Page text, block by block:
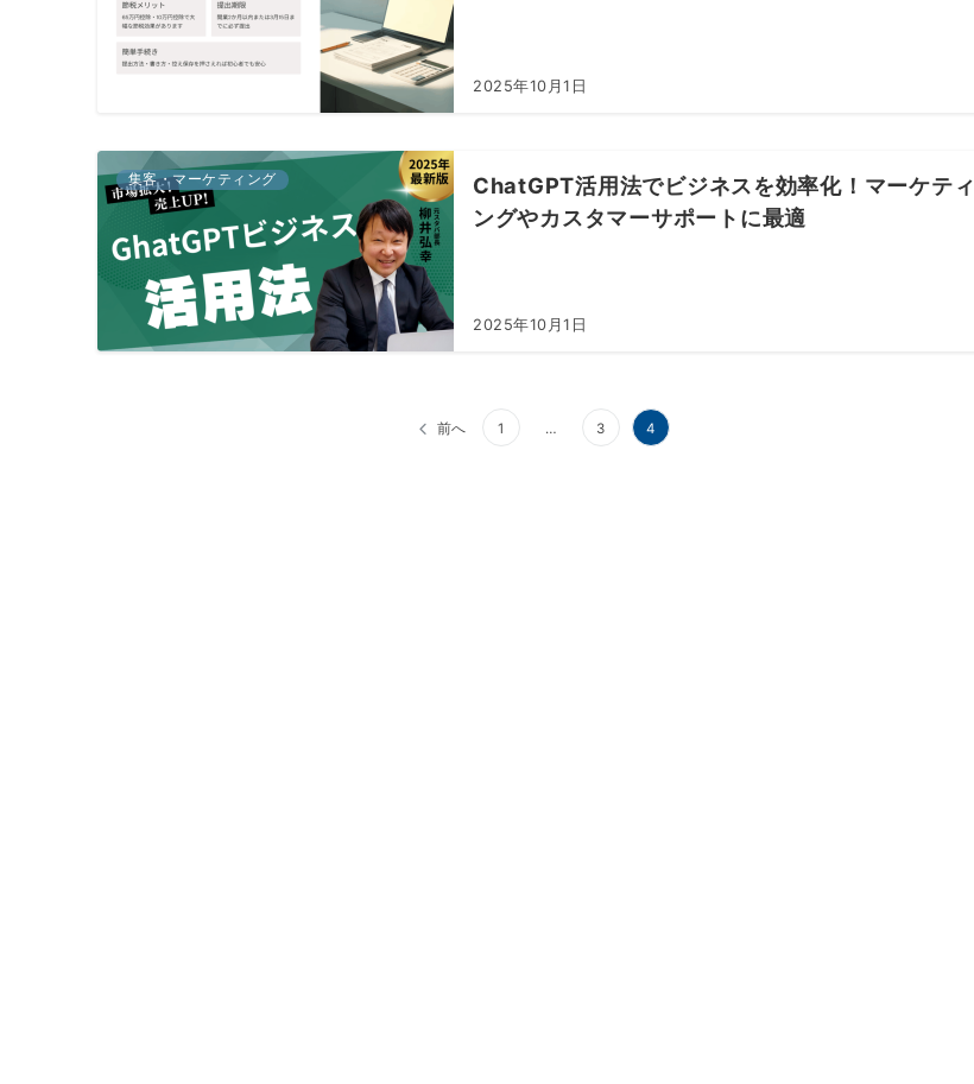
2025年10月1日
集客・マーケティング
ChatGPT活用法でビジネスを効率化！マーケティ
ングやカスタマーサポートに最適
2025年10月1日
前へ 1 … 3 4